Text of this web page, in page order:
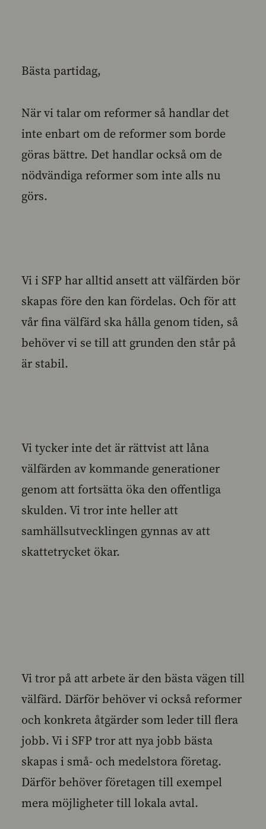
Bästa partidag,
När vi talar om reformer så handlar det
inte enbart om de reformer som borde
göras bättre. Det handlar också om de
nödvändiga reformer som inte alls nu
görs.
Vi i SFP har alltid ansett att välfärden bör
skapas före den kan fördelas. Och för att
vår fina välfärd ska hålla genom tiden, så
behöver vi se till att grunden den står på
är stabil.
Vi tycker inte det är rättvist att låna
välfärden av kommande generationer
genom att fortsätta öka den offentliga
skulden. Vi tror inte heller att
samhällsutvecklingen gynnas av att
skattetrycket ökar.
Vi tror på att arbete är den bästa vägen till
välfärd. Därför behöver vi också reformer
och konkreta åtgärder som leder till flera
jobb. Vi i SFP tror att nya jobb bästa
skapas i små- och medelstora företag.
Därför behöver företagen till exempel
mera möjligheter till lokala avtal.